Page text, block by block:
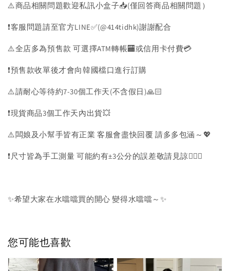
⚠️商品相關問題歡迎私訊小盒子📥(僅回答商品相關問題）
❗️客服問題請至官方LINE✅(@414tidhk)謝謝配合
⚠️全店多為預售款 可選擇ATM轉帳🏧或信用卡付費💳
❗️預售款收單後才會向韓國檔口進行訂購
⚠️請耐心等待約7-30個工作天(不含假日)🙏🏻
❗️現貨商品3個工作天內出貨💥
⚠️闆娘及小幫手皆有正業 客服會盡快回覆 請多多包涵～💖
❗️尺寸皆為手工測量 可能約有±3公分的誤差敬請見諒🙇🏻‍♀️
✨希望大家在水噹噹買的開心 變得水噹噹～✨
您可能也喜歡